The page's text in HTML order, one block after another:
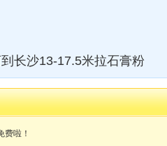
长沙13-17.5米拉石膏粉
费啦！